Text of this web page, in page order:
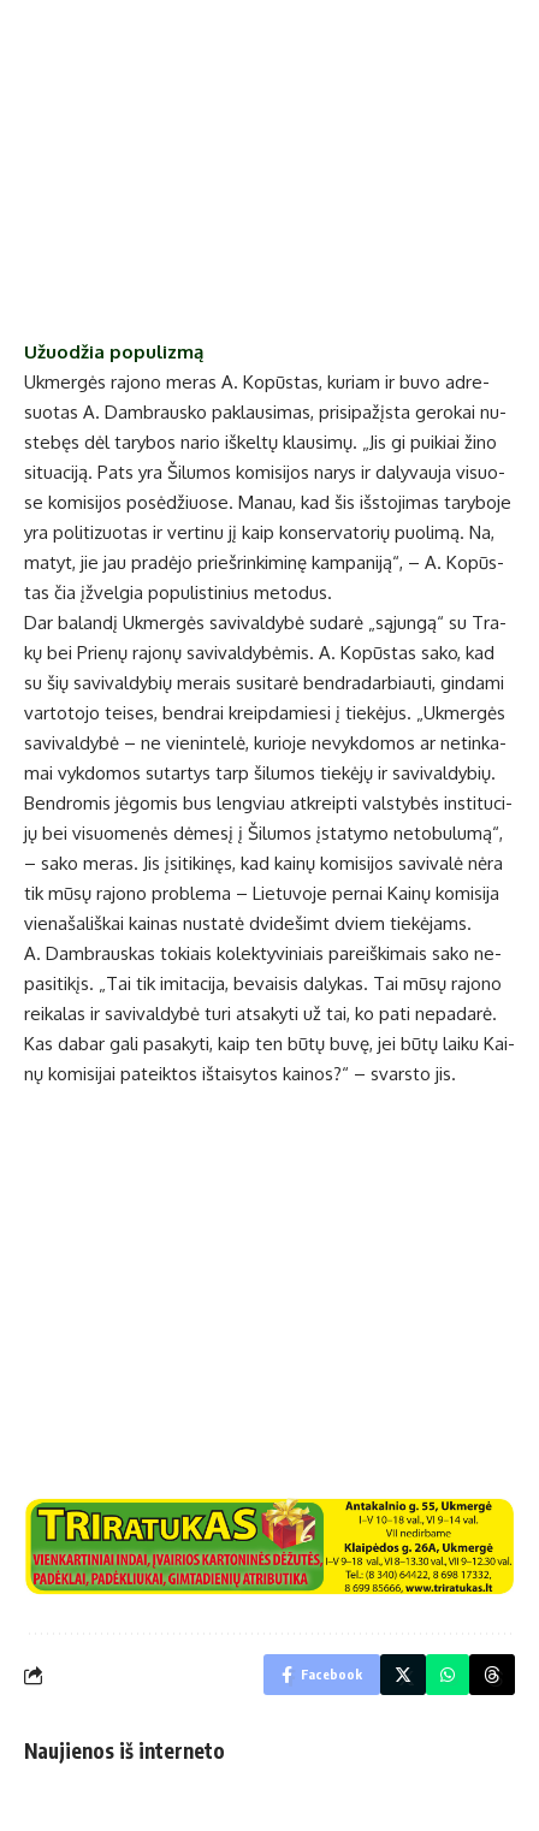
Užuo­džia po­pu­liz­mą
Uk­mer­gės ra­jo­no me­ras A. Ko­pūs­tas, ku­riam ir bu­vo ad­re­
suo­tas A. Damb­raus­ko pa­klau­si­mas, pri­si­pa­žįs­ta ge­ro­kai nu­
ste­bęs dėl ta­ry­bos na­rio iš­kel­tų klau­si­mų. „Jis gi pui­kiai ži­no
si­tu­a­ci­ją. Pats yra Ši­lu­mos ko­mi­si­jos na­rys ir da­ly­vau­ja vi­suo­
se ko­mi­si­jos po­sė­džiuo­se. Ma­nau, kad šis iš­sto­ji­mas ta­ry­bo­je
yra po­li­ti­zuo­tas ir ver­ti­nu jį kaip kon­ser­va­to­rių puo­li­mą. Na,
ma­tyt, jie jau pra­dė­jo prieš­rin­ki­mi­nę kam­pa­ni­ją“, – A. Ko­pūs­
tas čia įžvel­gia po­pu­lis­ti­nius me­to­dus.
Dar ba­lan­dį Uk­mer­gės sa­vi­val­dy­bė su­da­rė „są­jun­gą“ su Tra­
kų bei Prie­nų ra­jo­nų sa­vi­val­dy­bė­mis. A. Ko­pūs­tas sa­ko, kad
su šių sa­vi­val­dy­bių me­rais su­si­ta­rė ben­dra­dar­biau­ti, gin­da­mi
var­to­to­jo tei­ses, ben­drai kreip­da­mie­si į tie­kė­jus. „Uk­mer­gės
sa­vi­val­dy­bė – ne vie­nin­te­lė, ku­rio­je ne­vyk­do­mos ar ne­tin­ka­
mai vyk­do­mos su­tar­tys tarp ši­lu­mos tie­kė­jų ir sa­vi­val­dy­bių.
Ben­dro­mis jė­go­mis bus leng­viau at­kreip­ti vals­ty­bės ins­ti­tu­ci­
jų bei vi­suo­me­nės dė­me­sį į Ši­lu­mos įsta­ty­mo ne­to­bu­lu­mą“,
– sa­ko me­ras. Jis įsi­ti­ki­nęs, kad kai­nų ko­mi­si­jos sa­vi­va­lė nė­ra
tik mū­sų ra­jo­no pro­ble­ma – Lie­tu­vo­je per­nai Kai­nų ko­mi­si­ja
vie­na­ša­liš­kai kai­nas nu­sta­tė dvi­de­šimt dviem tie­kė­jams.
A. Damb­raus­kas to­kiais ko­lek­ty­vi­niais pa­reiš­ki­mais sa­ko ne­
pa­si­ti­kįs. „Tai tik imi­ta­ci­ja, be­vai­sis da­ly­kas. Tai mū­sų ra­jo­no
rei­ka­las ir sa­vi­val­dy­bė tu­ri at­sa­ky­ti už tai, ko pa­ti ne­pa­da­rė.
Kas da­bar ga­li pa­sa­ky­ti, kaip ten bū­tų bu­vę, jei bū­tų lai­ku Kai­
nų ko­mi­si­jai pa­teik­tos iš­tai­sy­tos kai­nos?“ – svars­to jis.
Facebook
Naujienos iš interneto